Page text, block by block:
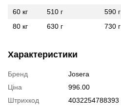
60 кг
510 г 590 г
80 кг
630 г 730 г
Характеристики
Бренд
Josera
Ціна
996.00
Штрихкод
4032254788393